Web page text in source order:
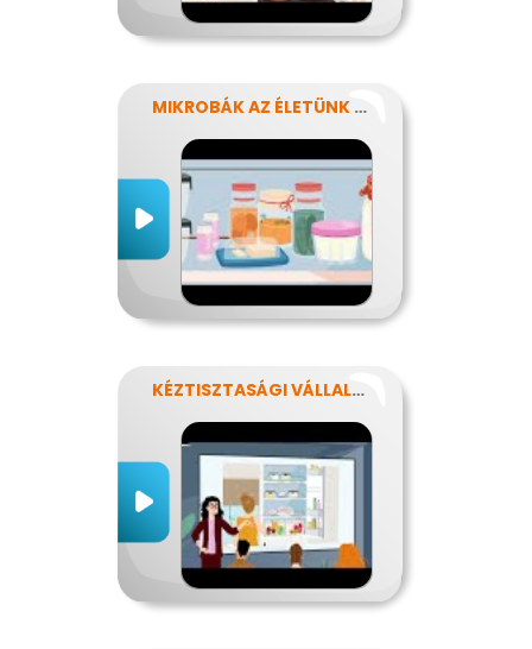
MIKROBÁK AZ ÉLETÜNK SZÁMOS TERÜLETÉN
KÉZTISZTASÁGI VÁLLALAT